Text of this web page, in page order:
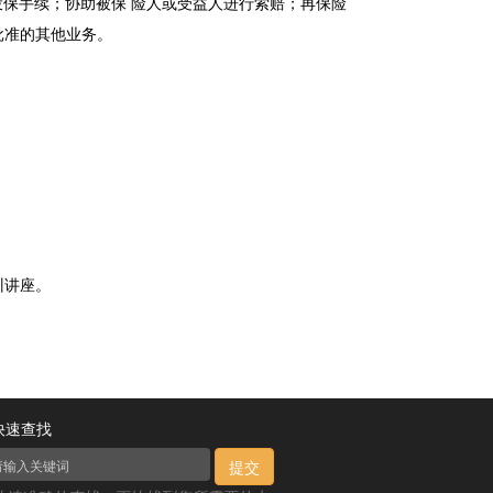
手续；协助被保 险人或受益人进行索赔；再保险
的其他业务。
座。
速查找
提交